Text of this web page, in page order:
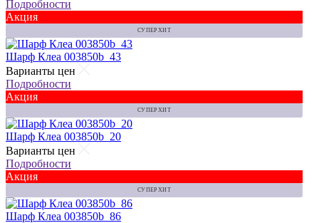
Подробности
Акция
СУПЕР ХИТ
Шарф Клеа 003850b_43
Варианты цен
Подробности
Акция
СУПЕР ХИТ
Шарф Клеа 003850b_20
Варианты цен
Подробности
Акция
СУПЕР ХИТ
Шарф Клеа 003850b_86